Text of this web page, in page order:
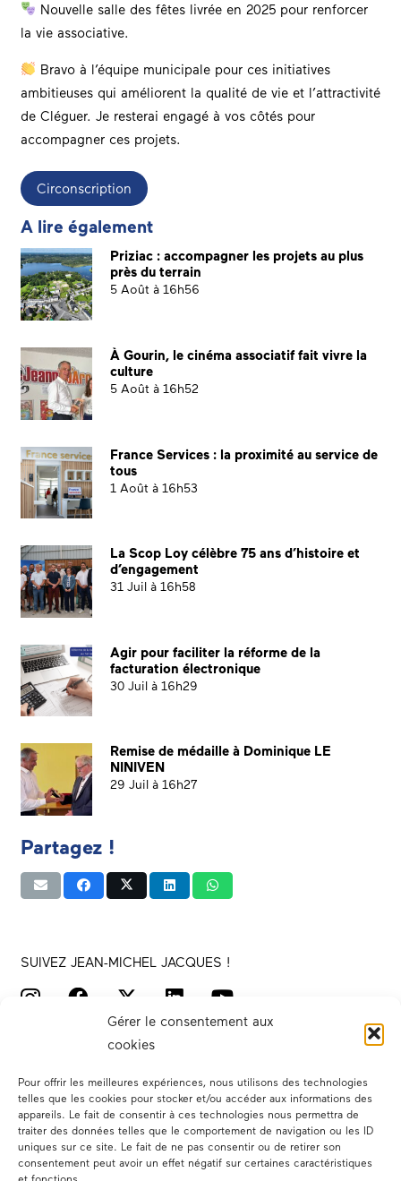
Gérer le consentement aux
cookies
Pour offrir les meilleures expériences, nous utilisons des technologies
telles que les cookies pour stocker et/ou accéder aux informations des
appareils. Le fait de consentir à ces technologies nous permettra de
traiter des données telles que le comportement de navigation ou les ID
uniques sur ce site. Le fait de ne pas consentir ou de retirer son
consentement peut avoir un effet négatif sur certaines caractéristiques
Nouvelle salle des fêtes livrée en 2025 pour renforcer
la vie associative.
Bravo à l’équipe municipale pour ces initiatives
ambitieuses qui améliorent la qualité de vie et l’attractivité
de Cléguer. Je resterai engagé à vos côtés pour
accompagner ces projets.
Circonscription
A lire également
Priziac : accompagner les projets au plus
près du terrain
5 Août à 16h56
À Gourin, le cinéma associatif fait vivre la
culture
5 Août à 16h52
France Services : la proximité au service de
tous
1 Août à 16h53
La Scop Loy célèbre 75 ans d’histoire et
d’engagement
31 Juil à 16h58
Agir pour faciliter la réforme de la
facturation électronique
30 Juil à 16h29
Remise de médaille à Dominique LE
NINIVEN
29 Juil à 16h27
Partagez !
SUIVEZ JEAN-MICHEL JACQUES !
Votre député